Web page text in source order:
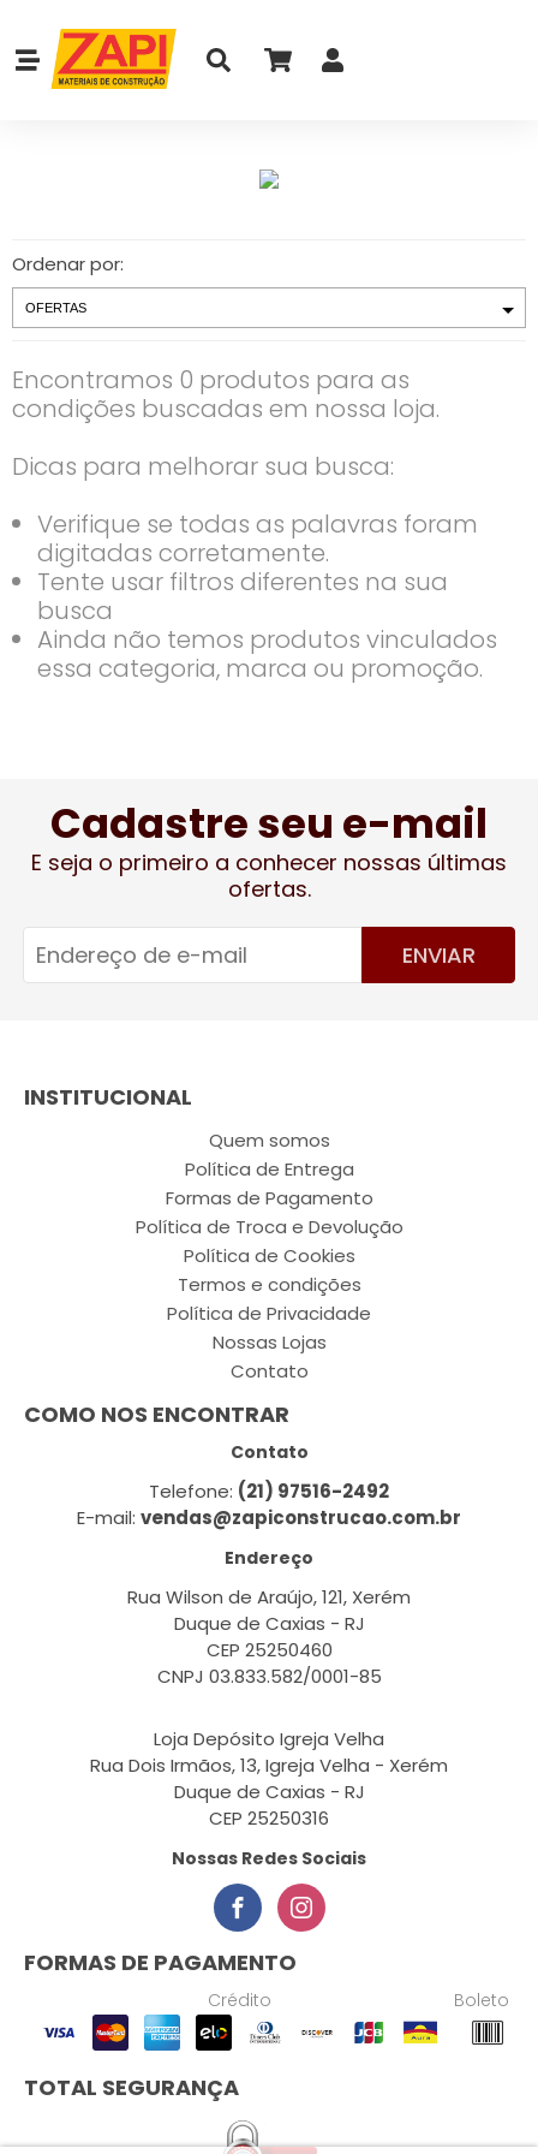
Ordenar por:
Encontramos 0 produtos para as
condições buscadas em nossa loja.
Dicas para melhorar sua busca:
Verifique se todas as palavras foram
digitadas corretamente.
Tente usar filtros diferentes na sua
busca
Ainda não temos produtos vinculados
essa categoria, marca ou promoção.
Cadastre seu e-mail
E seja o primeiro a conhecer nossas últimas
ofertas.
ENVIAR
INSTITUCIONAL
Quem somos
Política de Entrega
Formas de Pagamento
Política de Troca e Devolução
Política de Cookies
Termos e condições
Política de Privacidade
Nossas Lojas
Contato
COMO NOS ENCONTRAR
Contato
Telefone: (21) 97516-2492
E-mail: vendas@zapiconstrucao.com.br
Endereço
Rua Wilson de Araújo, 121, Xerém
Duque de Caxias - RJ
CEP 25250460
CNPJ 03.833.582/0001-85
Loja Depósito Igreja Velha
Rua Dois Irmãos, 13, Igreja Velha - Xerém
Duque de Caxias - RJ
CEP 25250316
Nossas Redes Sociais
FORMAS DE PAGAMENTO
Crédito Boleto
TOTAL SEGURANÇA